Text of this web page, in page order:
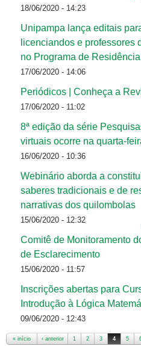
18/06/2020 - 14:23
Unipampa lança editais
licenciandos e professores
no Programa de
17/06/2020 - 14:06
Periódicos | Conheça a
17/06/2020 - 11:02
8ª edição da série
virtuais ocorre na quarta-
16/06/2020 - 10:36
Webinário aborda a
saberes tradicionais e de
narrativas dos quilombolas
15/06/2020 - 12:32
Comitê de Monitoramento
de Esclarecimento
15/06/2020 - 11:57
Inscrições abertas para
Introdução à Lógica
09/06/2020 - 12:43
« início ‹ anterior 1 2 3 4 5